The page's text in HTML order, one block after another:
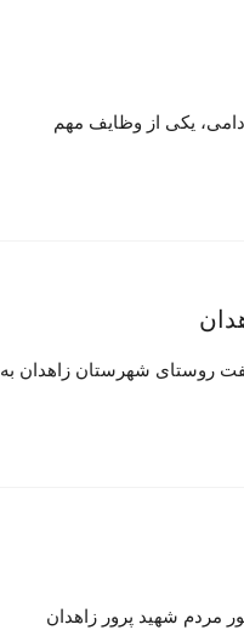
یکی از وظایف مهم
روستای شهرستان زاهدان به
مردم شهید پرور زاهدان